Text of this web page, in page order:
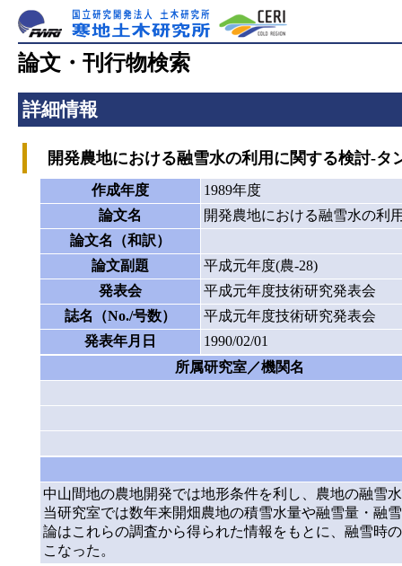
論文・刊行物検索
詳細情報
開発農地における融雪水の利用に関する検討-タ
作成年度
1989年度
論文名
開発農地における融雪水の利
論文名（和訳）
論文副題
平成元年度(農-28)
発表会
平成元年度技術研究発表会
誌名（No./号数）
平成元年度技術研究発表会
発表年月日
1990/02/01
所属研究室／機関名
中山間地の農地開発では地形条件を利し、農地の融雪
当研究室では数年来開畑農地の積雪水量や融雪量・融
論はこれらの調査から得られた情報をもとに、融雪時
こなった。